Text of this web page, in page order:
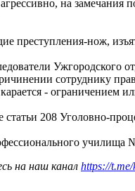
на
преступления-нож,
Ужгородского
сотруднику
- ограничением
208 Уголовно-
училища
на наш канал https://